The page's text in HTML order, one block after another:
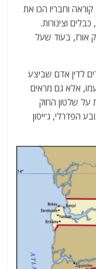
האישום נטען שבין מרץ ואפריל 2006, קוראה וחבריו הכו את
וצינורות.
אורז, בעוד שעל
לדין אדם שביצע
אלא גם מראים
על שלטון החוק
הפדרלי, ג'ייסון